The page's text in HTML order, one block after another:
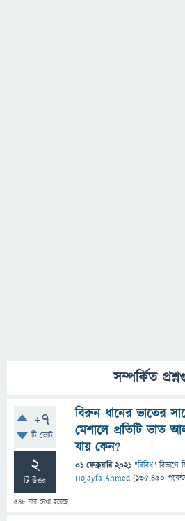
সম্পর্কিত
+7
টি ভোট
2
টি উত্তর
548 বার দেখা হয়েছে
বিরুন ধানের ভাতের
মেশালে প্রতিটি ভাত
যায় কেন?
01 ফেব্রুয়ারি 2021 "বিবিধ" বিভাগে
Hojayfa Ahmed (135,490